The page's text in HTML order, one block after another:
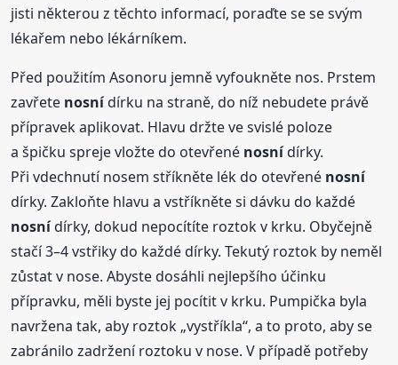
jisti některou z těchto informací, poraďte se se svým
lékařem nebo lékárníkem.
Před použitím Asonoru jemně vyfoukněte nos. Prstem
zavřete nosnídírku na straně, do níž nebudete právě
přípravek aplikovat. Hlavu držte ve svislé poloze
a špičku spreje vložte do otevřené nosnídírky.
Při vdechnutí nosem stříkněte lék do otevřené nosní
dírky. Zakloňte hlavu a vstříkněte si dávku do každé
nosnídírky, dokud nepocítíte roztok v krku. Obyčejně
stačí 3–4 vstřiky do každé dírky. Tekutý roztok by neměl
zůstat v nose. Abyste dosáhli nejlepšího účinku
přípravku, měli byste jej pocítit v krku. Pumpička byla
navržena tak, aby roztok „vystříkla“, a to proto, aby se
zabránilo zadržení roztoku v nose. V případě potřeby